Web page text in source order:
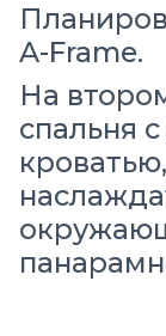
A-Frame.
На
спальня